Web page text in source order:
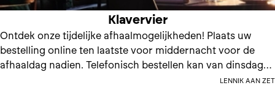
Klavervier
Ontdek onze tijdelijke afhaalmogelijkheden! Plaats uw
bestelling online ten laatste voor middernacht voor de
afhaaldag nadien. Telefonisch bestellen kan van dinsdag
Lennik aan Zet